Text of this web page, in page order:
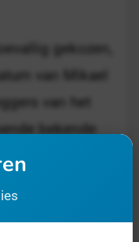
gekozen,
van Mikael
van het
bekende
(het Oude